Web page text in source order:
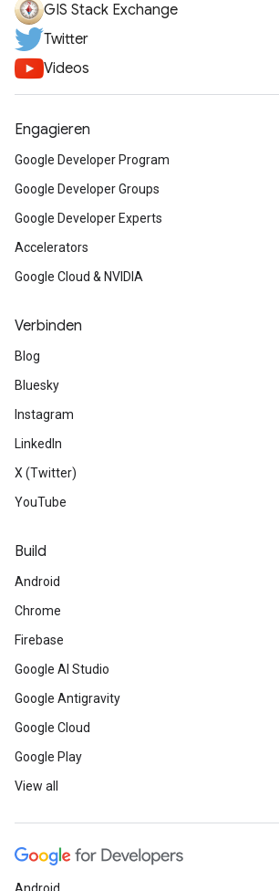
GIS Stack Exchange
Twitter
Videos
Engagieren
Google Developer Program
Google Developer Groups
Google Developer Experts
Accelerators
Google Cloud & NVIDIA
Verbinden
Blog
Bluesky
Instagram
LinkedIn
X (Twitter)
YouTube
Build
Android
Chrome
Firebase
Google AI Studio
Google Antigravity
Google Cloud
Google Play
View all